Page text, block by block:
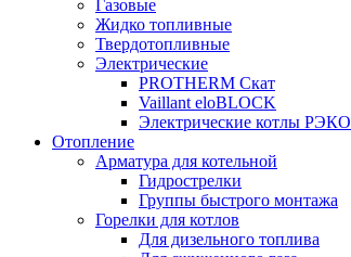
Газовые
Жидко топливные
Твердотопливные
Электрические
PROTHERM Скат
Vaillant eloBLOCK
Электрические котлы РЭКО
Отопление
Арматура для котельной
Гидрострелки
Группы быстрого монтажа
Горелки для котлов
Для дизельного топлива